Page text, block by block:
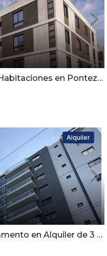
en Pontezuela | Airbnb Friendly
Alquiler
Alquiler de 3 Habitaciones | Torre con Piscina |